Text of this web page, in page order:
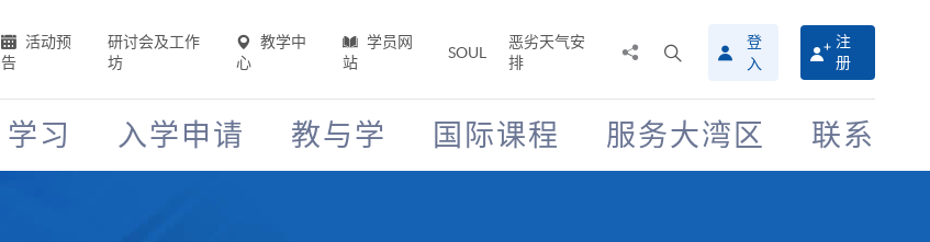
活动预
告
研讨会及工作
坊
教学中
心
学员网
站
SOUL
恶劣天气安
排
搜
寻
介
面
登
入
注
册
学习 入学申请 教与学 国际课程 服务大湾区 联系